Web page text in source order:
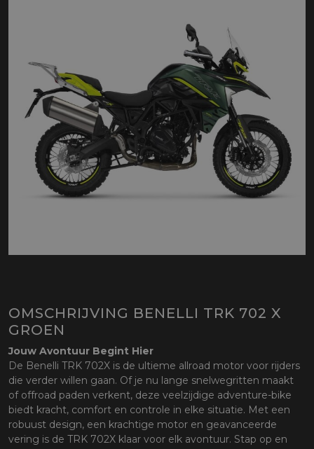
OMSCHRIJVING BENELLI TRK 702 X
GROEN
Jouw Avontuur Begint Hier
De Benelli TRK 702X is de ultieme allroad motor voor rijders
die verder willen gaan. Of je nu lange snelwegritten maakt
of offroad paden verkent, deze veelzijdige adventure-bike
biedt kracht, comfort en controle in elke situatie. Met een
robuust design, een krachtige motor en geavanceerde
vering is de TRK 702X klaar voor elk avontuur. Stap op en